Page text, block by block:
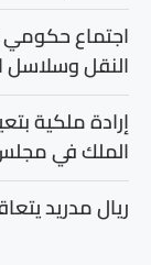
اجتماع حكومي
النقل وسلاسل
إرادة ملكية
الملك في
ريال مدريد